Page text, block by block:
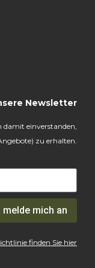
Newsletter
damit einverstanden,
zu erhalten.
melde mich an
finden Sie hier